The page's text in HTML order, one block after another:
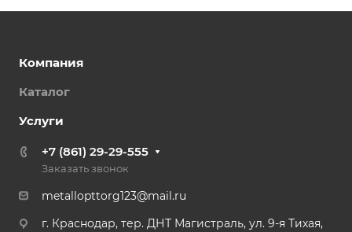
Компания
Каталог
Услуги
+7 (861) 29-29-555
Заказать звонок
metallopttorg123@mail.ru
г. Краснодар, тер. ДНТ Магистраль, ул. 9-я Тихая,